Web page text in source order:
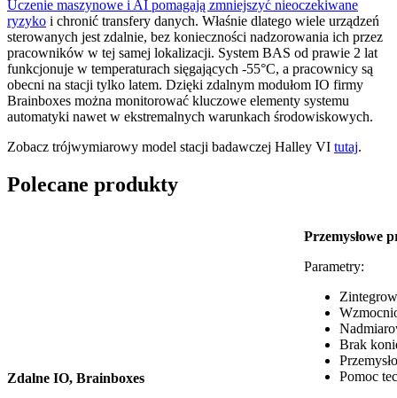
Uczenie maszynowe i AI pomagają zmniejszyć nieoczekiwane
ryzyko i chronić transfery danych. Właśnie dlatego wiele urządzeń
sterowanych jest zdalnie, bez konieczności nadzorowania ich przez
pracowników w tej samej lokalizacji. System BAS od prawie 2 lat
funkcjonuje w temperaturach sięgających -55°C, a pracownicy są
obecni na stacji tylko latem. Dzięki zdalnym modułom IO firmy
Brainboxes można monitorować kluczowe elementy systemu
automatyki nawet w ekstremalnych warunkach środowiskowych.
Zobacz trójwymiarowy model stacji badawczej Halley VI tutaj.
Polecane produkty
Zdalne IO, Brainboxes
Przemysłowe
Parametry:
Brak
Pomoc